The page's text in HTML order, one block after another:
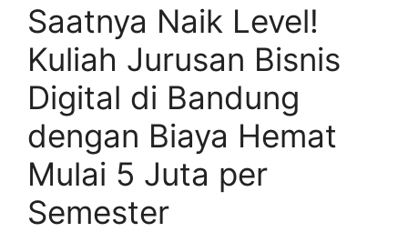
Saatnya Naik Level!
Kuliah Jurusan Bisnis
Digital di Bandung
dengan Biaya Hemat
Mulai 5 Juta per
Semester